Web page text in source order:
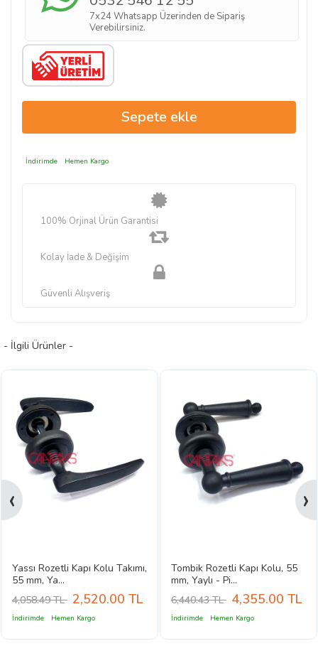
7x24 Whatsapp Üzerinden de Sipariş
Verebilirsiniz.
İndirimde Hemen Kargo
100% Orjinal Ürün Garantisi
Kolay İade & Değişim
Güvenli Alışveriş
- İlgili Ürünler -
Yassı Rozetli Kapı Kolu Takımı,
55 mm, Ya...
4,058.49 TL 2,520.00 TL
İndirimde Hemen Kargo
Tombik Rozetli Kapı Kolu, 55
mm, Yaylı - Pi...
6,440.43 TL 4,355.00 TL
İndirimde Hemen Kargo
‹ ›